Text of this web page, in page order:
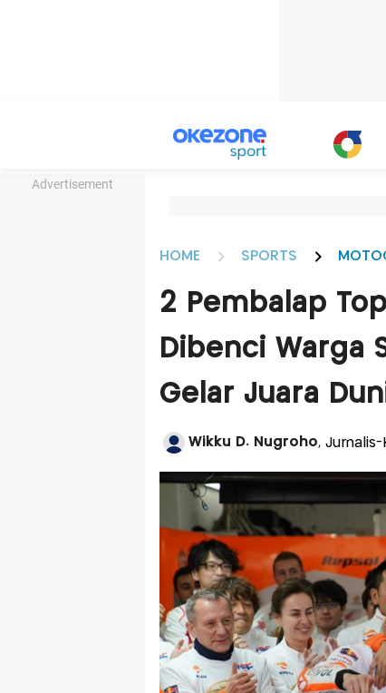
Advertisement
HOME SPORTS
2 Pembalap
Dibenci Warga
Gelar Juara
Wikku D. Nugroho, Jurnalis-